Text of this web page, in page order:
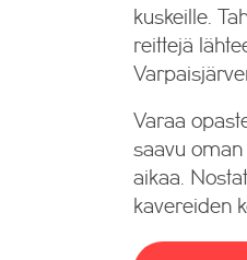
kuskeille.
reittejä
Varaa
saavu
aikaa.
kavereiden